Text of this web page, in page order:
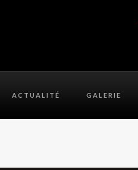
ACTUALITÉ GALERIE